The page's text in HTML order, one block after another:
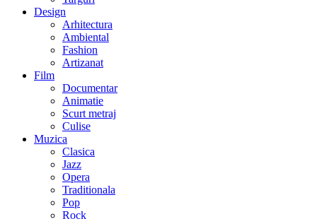
Design
Arhitectura
Ambiental
Fashion
Artizanat
Film
Documentar
Animatie
Scurt metraj
Culise
Muzica
Clasica
Jazz
Opera
Traditionala
Pop
Rock